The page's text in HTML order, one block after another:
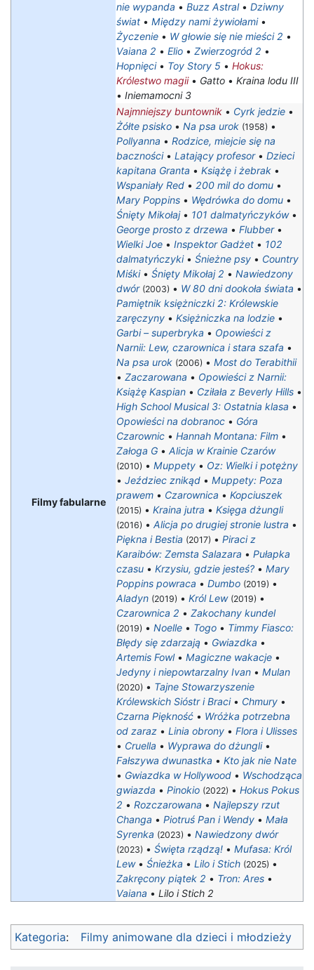
nie wypanda • Buzz Astral• Dziwny
świat • Między nami żywiołami•
Życzenie • W głowie się nie mieści 2 •
Vaiana 2 • Elio • Zwierzogród 2 •
Hopnięci• Toy Story 5 • Hokus:
Królestwo magii• Gatto • Kraina lodu III
• Iniemamocni 3
Filmy fabularne
Najmniejszy buntownik • Cyrk jedzie •
Żółte psisko • Na psa urok (1958) •
Pollyanna • Rodzice, miejcie się na
baczności• Latający profesor• Dzieci
kapitana Granta • Książę i żebrak •
Wspaniały Red • 200 mil do domu •
Mary Poppins • Wędrówka do domu •
Śnięty Mikołaj• 101 dalmatyńczyków•
George prosto z drzewa • Flubber•
Wielki Joe • Inspektor Gadżet • 102
dalmatyńczyki• Śnieżne psy • Country
Miśki• Śnięty Mikołaj 2 • Nawiedzony
dwór (2003) • W 80 dni dookoła świata •
Pamiętnik księżniczki 2: Królewskie
zaręczyny • Księżniczka na lodzie •
Garbi – superbryka • Opowieści z
Narnii: Lew, czarownica i stara szafa •
Na psa urok (2006) • Most do Terabithii
• Zaczarowana • Opowieści z Narnii:
Książę Kaspian • Cziłała z Beverly Hills •
High School Musical 3: Ostatnia klasa •
Opowieści na dobranoc • Góra
Czarownic • Hannah Montana: Film •
Załoga G • Alicja w Krainie Czarów
(2010) • Muppety • Oz: Wielki i potężny
• Jeździec znikąd • Muppety: Poza
prawem • Czarownica • Kopciuszek
(2015) • Kraina jutra • Księga dżungli
(2016) • Alicja po drugiej stronie lustra •
Piękna i Bestia (2017) • Piraci z
Karaibów: Zemsta Salazara • Pułapka
czasu • Krzysiu, gdzie jesteś? • Mary
Poppins powraca • Dumbo (2019) •
Aladyn (2019) • Król Lew (2019) •
Czarownica 2 • Zakochany kundel
(2019) • Noelle • Togo • Timmy Fiasco:
Błędy się zdarzają • Gwiazdka •
Artemis Fowl• Magiczne wakacje •
Jedyny i niepowtarzalny Ivan • Mulan
(2020) • Tajne Stowarzyszenie
Królewskich Sióstr i Braci• Chmury •
Czarna Piękność • Wróżka potrzebna
od zaraz • Linia obrony • Flora i Ulisses
• Cruella • Wyprawa do dżungli•
Fałszywa dwunastka • Kto jak nie Nate
• Gwiazdka w Hollywood • Wschodząca
gwiazda • Pinokio (2022) • Hokus Pokus
2 • Rozczarowana • Najlepszy rzut
Changa • Piotruś Pan i Wendy • Mała
Syrenka (2023) • Nawiedzony dwór
(2023) • Święta rządzą! • Mufasa: Król
Lew• Śnieżka • Lilo i Stich (2025) •
Zakręcony piątek 2 • Tron: Ares •
Vaiana • Lilo i Stich 2
Kategoria: Filmy animowane dla dzieci i młodzieży